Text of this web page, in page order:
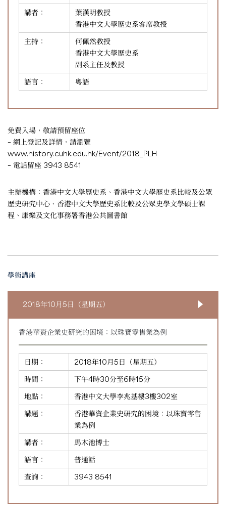
講者：
葉漢明教授
香港中文大學歷史系客席教授
主持：
何佩然教授
香港中文大學歷史系
副系主任及教授
語言：
粵語
免費入場，敬請預留座位
– 網上登記及詳情，請瀏覽
www.history.cuhk.edu.hk/Event/2018_PLH
– 電話留座 3943 8541
主辦機構：香港中文大學歷史系、香港中文大學歷史系比較及公眾
歷史研究中心、香港中文大學歷史系比較及公眾史學文學碩士課
程、康樂及文化事務署香港公共圖書館
學術講座
2018年10月5日（星期五）
香港華資企業史研究的困境：以珠寶零售業為例
日期：
2018年10月5日（星期五）
時間：
下午4時30分至6時15分
地點：
香港中文大學李兆基樓3樓302室
講題：
香港華資企業史研究的困境：以珠寶零售
業為例
講者：
馬木池博士
語言：
普通話
查詢：
3943 8541